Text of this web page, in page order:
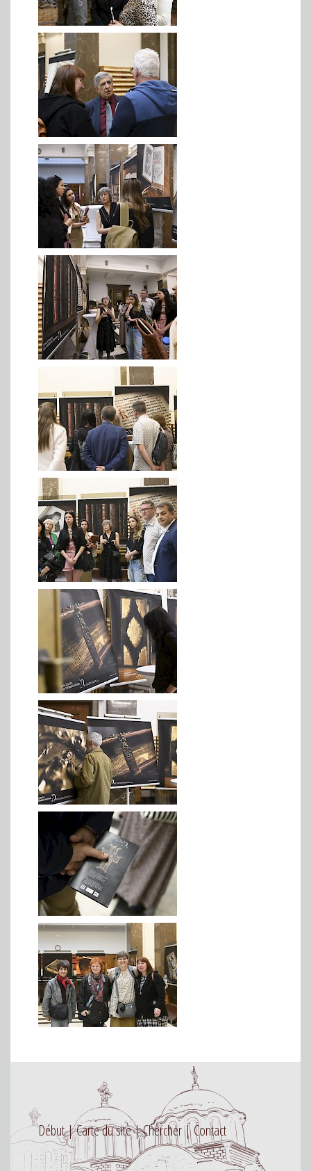
Début Carte du site Chercher Contact